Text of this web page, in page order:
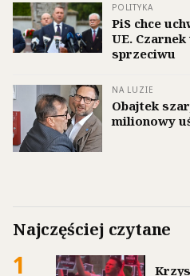
POLITYKA
PiS chce
UE.
sprzeciwu
NA LUZIE
Obajtek
milionowy
Najczęściej czytane
1